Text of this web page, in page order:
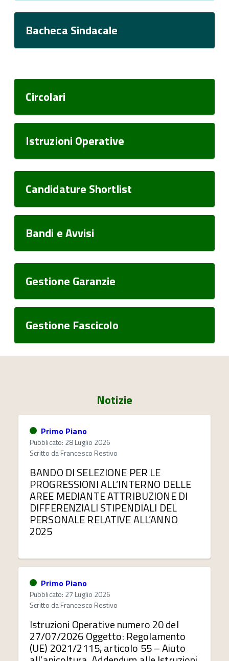
Bacheca Sindacale
Circolari
Istruzioni Operative
Candidature Shortlist
Bandi e Avvisi
Gestione Garanzie
Gestione Fascicolo
Notizie
Primo Piano
Pubblicato: 28 Luglio 2026
Scritto daFrancesco Restivo
BANDO DI SELEZIONE PER LE
PROGRESSIONI ALL’INTERNO DELLE
AREE MEDIANTE ATTRIBUZIONE DI
DIFFERENZIALI STIPENDIALI DEL
PERSONALE RELATIVE ALL’ANNO
2025
Primo Piano
Pubblicato: 27 Luglio 2026
Scritto daFrancesco Restivo
Istruzioni Operative numero 20 del
27/07/2026 Oggetto: Regolamento
(UE) 2021/2115, articolo 55 – Aiuto